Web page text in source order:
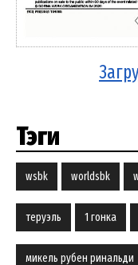
Тэги
wsbk worldsbk
теруэль 1 гонка
микель рубен ринальди